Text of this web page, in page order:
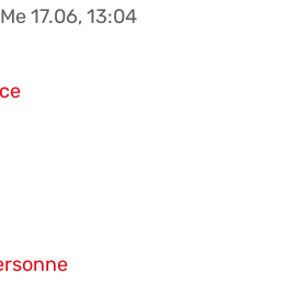
Me 17.06, 13:04